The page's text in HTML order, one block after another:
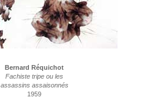
Bernard Réquichot
Fachiste tripe ou les
assassins assaisonnés
1959